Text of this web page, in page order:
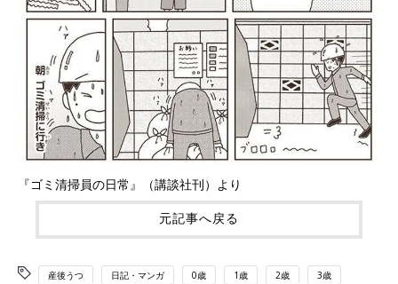
『ゴミ清掃員の日常』（講談社刊）より
元記事へ戻る
産後うつ 日記・マンガ 0歳 1歳 2歳 3歳